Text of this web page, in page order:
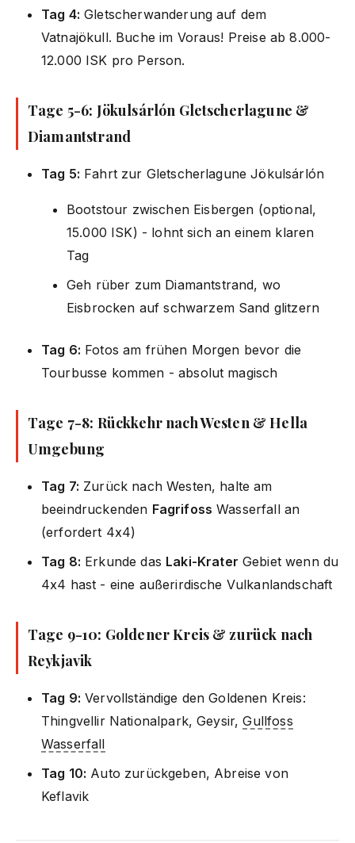
Tag 4: Gletscherwanderung auf dem
Vatnajökull. Buche im Voraus! Preise ab 8.000-
12.000 ISK pro Person.
Tage 5-6: Jökulsárlón Gletscherlagune &
Diamantstrand
Tag 5: Fahrt zur Gletscherlagune Jökulsárlón
Bootstour zwischen Eisbergen (optional,
15.000 ISK) - lohnt sich an einem klaren
Tag
Geh rüber zum Diamantstrand, wo
Eisbrocken auf schwarzem Sand glitzern
Tag 6: Fotos am frühen Morgen bevor die
Tourbusse kommen - absolut magisch
Tage 7-8: Rückkehr nach Westen & Hella
Umgebung
Tag 7: Zurück nach Westen, halte am
beeindruckenden Fagrifoss Wasserfall an
(erfordert 4x4)
Tag 8: Erkunde das Laki-Krater Gebiet wenn du
4x4 hast - eine außerirdische Vulkanlandschaft
Tage 9-10: Goldener Kreis & zurück nach
Reykjavik
Tag 9: Vervollständige den Goldenen Kreis:
Thingvellir Nationalpark, Geysir,Gullfoss
Wasserfall
Tag 10: Auto zurückgeben, Abreise von
Keflavik